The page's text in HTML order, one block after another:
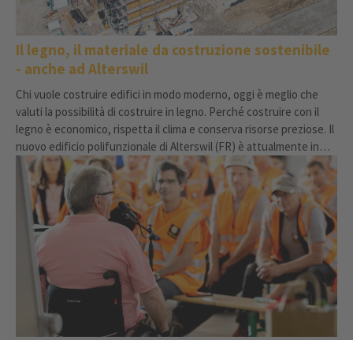
Il legno, il materiale da costruzione sostenibile
- anche ad Alterswil
Chi vuole costruire edifici in modo moderno, oggi è meglio che
valuti la possibilità di costruire in legno. Perché costruire con il
legno è economico, rispetta il clima e conserva risorse preziose. Il
nuovo edificio polifunzionale di Alterswil (FR) è attualmente in
costruzione in legno.